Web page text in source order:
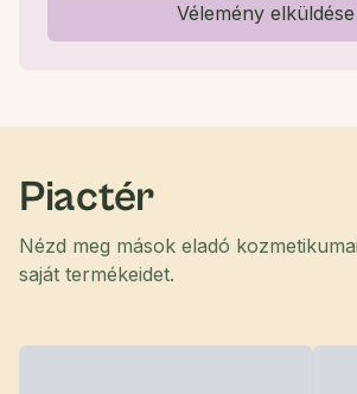
Vélemény elküldése
Piactér
Nézd meg mások eladó
saját termékeidet.